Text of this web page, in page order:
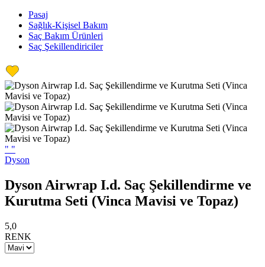
Pasaj
Sağlık-Kişisel Bakım
Saç Bakım Ürünleri
Saç Şekillendiriciler
" "
Dyson
Dyson Airwrap I.d. Saç Şekillendirme ve
Kurutma Seti (Vinca Mavisi ve Topaz)
5,0
RENK